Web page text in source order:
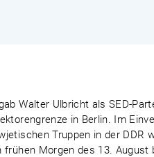
Walter Ulbricht als SED-
in Berlin. Im
Truppen in der DDR
Morgen des 13.